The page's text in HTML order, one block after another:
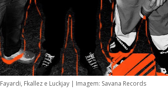
Fayardi, Fkalleze Luckjay| Imagem: Savana Records